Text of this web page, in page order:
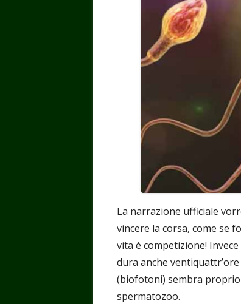
La narrazione ufficiale
vincere la corsa, come se
vita è competizione!
dura anche
(biofotoni) sembra proprio
spermatozoo.